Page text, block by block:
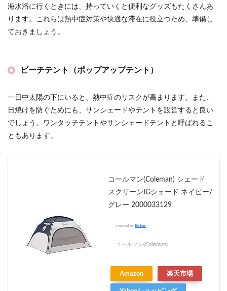
海水浴に行くときには、持っていくと便利なグッズもたくさんあ
ります。これらは熱中症対策や快適な滞在に役立つため、準備し
ておきましょう。
ビーチテント（ポップアップテント）
一日中太陽の下にいると、熱中症のリスクが高まります。また、
日焼けを防ぐためにも、サンシェードやテントを設営すると良い
でしょう。ワンタッチテントやサンシェードテントと呼ばれるこ
ともあります。
コールマン(Coleman) シェード
スクリーンIGシェード ネイビー/
グレー 2000033129
created by Rinker
コールマン(Coleman)
Amazon 楽天市場